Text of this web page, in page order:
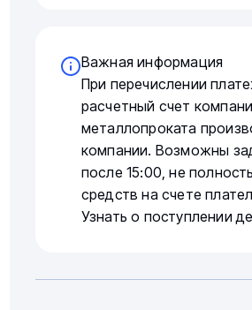
Важная информация
При перечислении
расчетный счет
металлопроката
компании. Возможны
после 15:00, не
средств на счете
Узнать о поступлении